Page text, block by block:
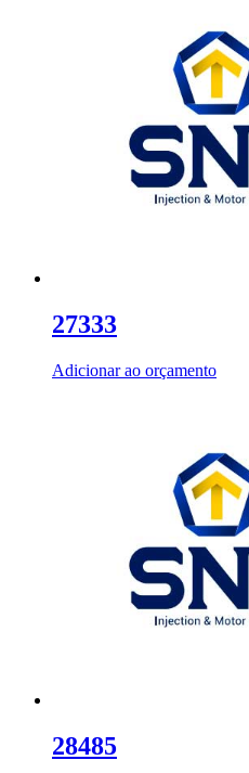
27333
Adicionar ao orçamento
28485